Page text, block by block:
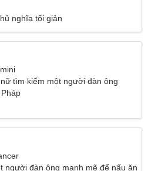
nghĩa tối giản
tìm kiếm một người đàn ông
người đàn ông mạnh mẽ để nấu ăn